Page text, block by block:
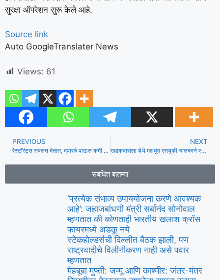
सुरक्षा ऑपरेशन सुरू केले आहे.
Source link
Auto GoogleTranslater News
Views: 61
PREVIOUS
रेस्टॉरंट्स सवलत देतात, दुपारचे पाऊल कमी होते म्हणून फूड डिलिव्हरी वाढते
NEXT
खडकवासला येथे मद्यधुंद एसयूव्ही चालकाने स्कूटरला धडक दिल्याने 4 वर्षाच्या मुलाचा मृत्यू, आई जखमी
संबंधित बातम्या
‘प्रत्येक संभाव्य उपाययोजना करणे आवश्यक
आहे’: जहाजबांधणी मंत्री सर्बानंद सोनोवाल
म्हणतात की कोणताही भारतीय खलाश क्रॉस
फायरमध्ये अडकू नये
स्टेकहोल्डर्सची दिल्लीत बैठक झाली, पण
राष्ट्रवादीचे विलीनीकरण नाही असे पवार
म्हणतात
मेहबूबा मुफ्ती: जम्मू आणि काश्मीर: जंतर-मंतर